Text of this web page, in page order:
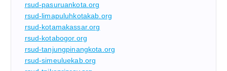
rsud-pasuruankota.org
rsud-limapuluhkotakab.org
rsud-kotamakassar.org
rsud-kotabogor.org
rsud-tanjungpinangkota.org
rsud-simeuluekab.org